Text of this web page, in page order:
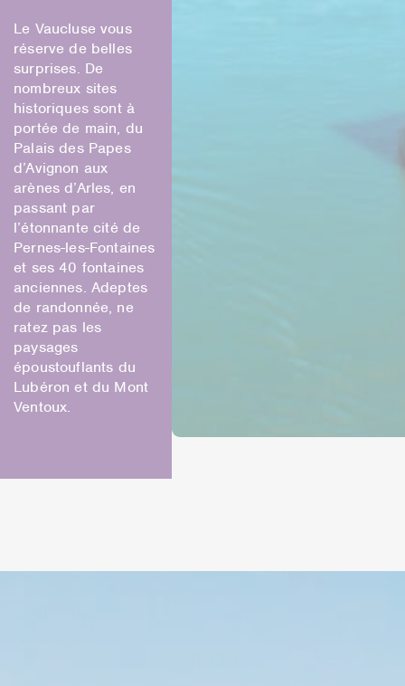
Le Vaucluse vous
réserve de belles
surprises. De
nombreux sites
historiques sont à
portée de main, du
Palais des Papes
d’Avignon aux
arènes d’Arles, en
passant par
l’étonnante cité de
Pernes-les-Fontaines
et ses 40 fontaines
anciennes. Adeptes
de randonnée, ne
ratez pas les
paysages
époustouflants du
Lubéron et du Mont
Ventoux.